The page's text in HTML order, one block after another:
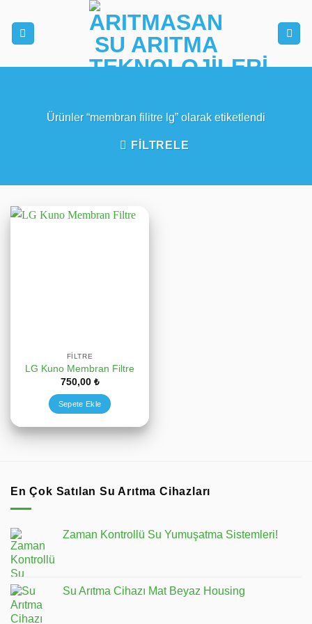
atla
Ürünler “membran filitre lg” olarak etiketlendi
FILTRELE
FILTRE
LG Kuno Membran Filtre
750,00 ₺
Sepete Ekle
En Çok Satılan Su Arıtma Cihazları
Zaman Kontrollü Su Yumuşatma Sistemleri!
Su Arıtma Cihazı Mat Beyaz Housing